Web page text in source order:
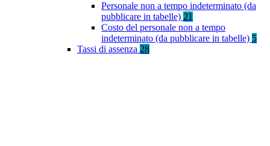
Personale non a tempo indeterminato (da
pubblicare in tabelle) 21
Costo del personale non a tempo
indeterminato (da pubblicare in tabelle) 5
Tassi di assenza 28